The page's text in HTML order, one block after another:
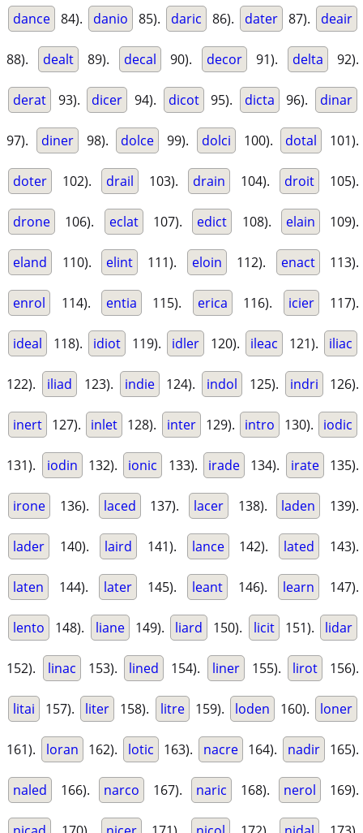
dance 84). danio 85). daric 86). dater 87). deair
88). dealt 89). decal 90). decor 91). delta 92).
derat 93). dicer 94). dicot 95). dicta 96). dinar
97). diner 98). dolce 99). dolci 100). dotal 101).
doter 102). drail 103). drain 104). droit 105).
drone 106). eclat 107). edict 108). elain 109).
eland 110). elint 111). eloin 112). enact 113).
enrol 114). entia 115). erica 116). icier 117).
ideal 118). idiot 119). idler 120). ileac 121). iliac
122). iliad 123). indie 124). indol 125). indri 126).
inert 127). inlet 128). inter 129). intro 130). iodic
131). iodin 132). ionic 133). irade 134). irate 135).
irone 136). laced 137). lacer 138). laden 139).
lader 140). laird 141). lance 142). lated 143).
laten 144). later 145). leant 146). learn 147).
lento 148). liane 149). liard 150). licit 151). lidar
152). linac 153). lined 154). liner 155). lirot 156).
litai 157). liter 158). litre 159). loden 160). loner
161). loran 162). lotic 163). nacre 164). nadir 165).
naled 166). narco 167). naric 168). nerol 169).